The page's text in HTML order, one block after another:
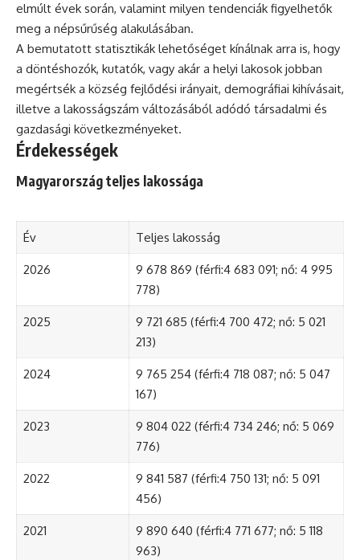
elmúlt évek során, valamint milyen tendenciák figyelhetők
meg a népsűrűség alakulásában.
A bemutatott statisztikák lehetőséget kínálnak arra is, hogy
a döntéshozók, kutatók, vagy akár a helyi lakosok jobban
megértsék a község fejlődési irányait, demográfiai kihívásait,
illetve a lakosságszám változásából adódó társadalmi és
gazdasági következményeket.
Érdekességek
Magyarország teljes lakossága
Év Teljes lakosság
2026
9 678 869 (férfi:4 683 091; nő: 4 995
778)
2025
9 721 685 (férfi:4 700 472; nő: 5 021
213)
2024
9 765 254 (férfi:4 718 087; nő: 5 047
167)
2023
9 804 022 (férfi:4 734 246; nő: 5 069
776)
2022
9 841 587 (férfi:4 750 131; nő: 5 091
456)
2021
9 890 640 (férfi:4 771 677; nő: 5 118
963)